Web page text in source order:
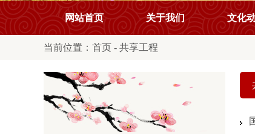
网站首页 关于我们 文化
当前位置： 首页 - 共享工程